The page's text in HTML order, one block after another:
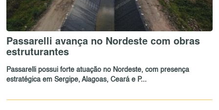
Passarelli avança no Nordeste com obras
estruturantes
Passarelli possui forte atuação no Nordeste, com presença
estratégica em Sergipe, Alagoas, Ceará e P...